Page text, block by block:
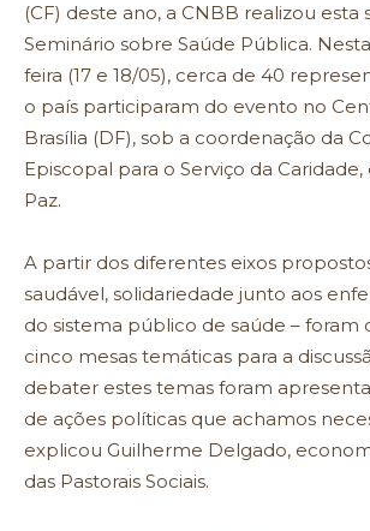
(CF) deste ano, a CNBB realizou esta
Seminário sobre Saúde Pública.
feira (17 e 18/05), cerca de 40
o país participaram do evento no
Brasília (DF), sob a coordenação da
Episcopal para o Serviço da Caridade,
Paz.
A partir dos diferentes eixos
saudável, solidariedade junto aos
do sistema público de saúde – foram
cinco mesas temáticas para a
debater estes temas foram
de ações políticas que achamos
explicou Guilherme Delgado,
das Pastorais Sociais.